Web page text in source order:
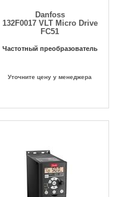
Danfoss
132F0017 VLT Micro Drive
FC51
Частотный преобразователь
Уточните цену у менеджера